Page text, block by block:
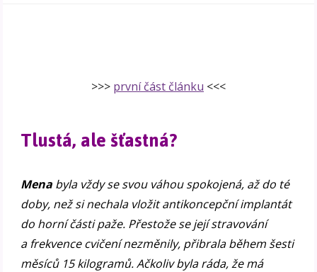
>>> první část článku <<<
Tlustá, ale šťastná?
Mena byla vždy se svou váhou spokojená, až do té
doby, než si nechala vložit antikoncepční implantát
do horní části paže. Přestože se její stravování
a frekvence cvičení nezměnily, přibrala během šesti
měsíců 15 kilogramů. Ačkoliv byla ráda, že má